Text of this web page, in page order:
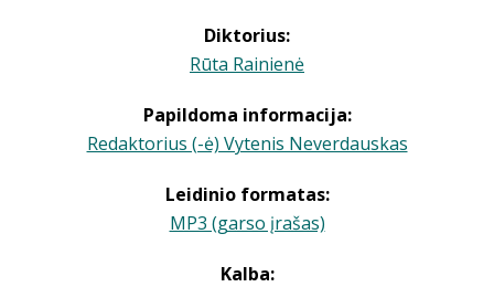
Diktorius:
Rūta Rainienė
Papildoma informacija:
Redaktorius (-ė) Vytenis Neverdauskas
Leidinio formatas:
MP3 (garso įrašas)
Kalba: